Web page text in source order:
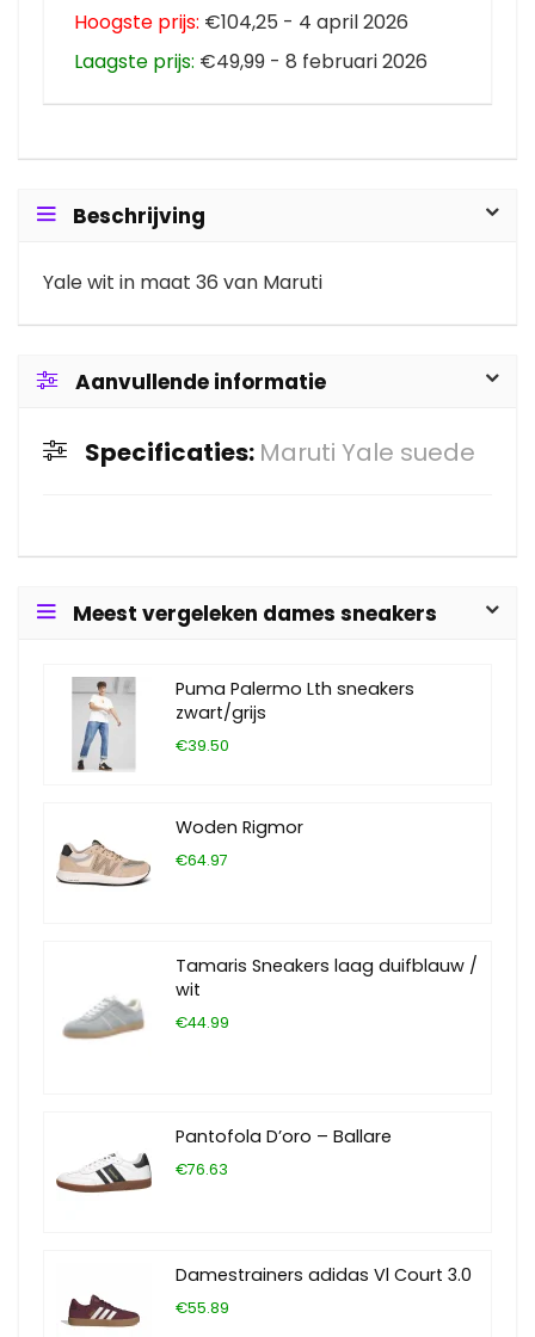
Hoogste prijs: €104,25 - 4 april 2026
Laagste prijs: €49,99 - 8 februari 2026
Beschrijving
Yale wit in maat 36 van Maruti
Aanvullende informatie
Specificaties: Maruti Yale suede
Meest vergeleken dames sneakers
Puma Palermo Lth sneakers
zwart/grijs
€39.50
Woden Rigmor
€64.97
Tamaris Sneakers laag duifblauw /
wit
€44.99
Pantofola D’oro – Ballare
€76.63
Damestrainers adidas Vl Court 3.0
€55.89